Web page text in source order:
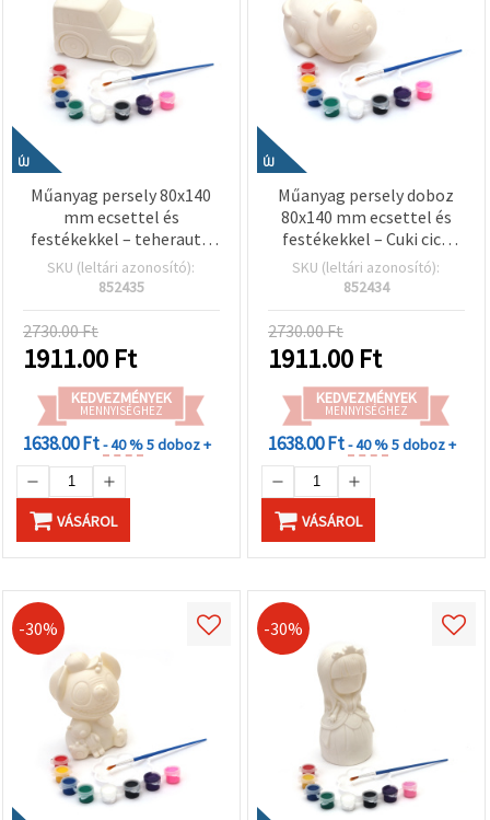
ÚJ
Műanyag persely 80x140
mm ecsettel és
festékekkel – teherautó
mintás gyerek kreatív
szett
SKU (leltári azonosító):
852435
2730.00 Ft
1911.00 Ft
KEDVEZMÉNYEK
MENNYISÉGHEZ
1638.00 Ft- 40 %5 doboz +
VÁSÁROL
ÚJ
Műanyag persely doboz
80x140 mm ecsettel és
festékekkel – Cuki cica
mintás kreatív szett
gyerekeknek, hobbi és
SKU (leltári azonosító):
852434
2730.00 Ft
1911.00 Ft
KEDVEZMÉNYEK
MENNYISÉGHEZ
1638.00 Ft- 40 %5 doboz +
VÁSÁROL
-30% -30%